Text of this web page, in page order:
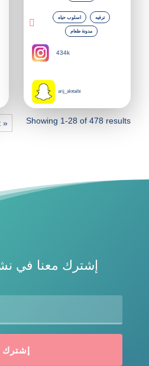
اسلوب حياه ترفيه
مدونة طعام
434k
arij_alotaibi
Showing 1-28 of 478 results
»
إشترك معنا في
إشترك